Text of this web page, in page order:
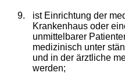
9.
ist Einrichtung der
Krankenhaus oder
unmittelbarer
medizinisch unter
und in der ärztliche
werden;